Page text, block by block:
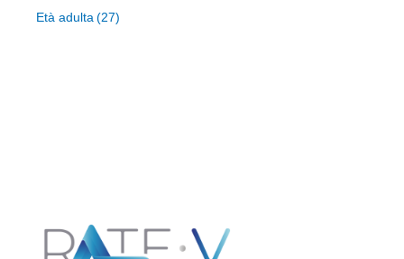
Età adulta 27elemento